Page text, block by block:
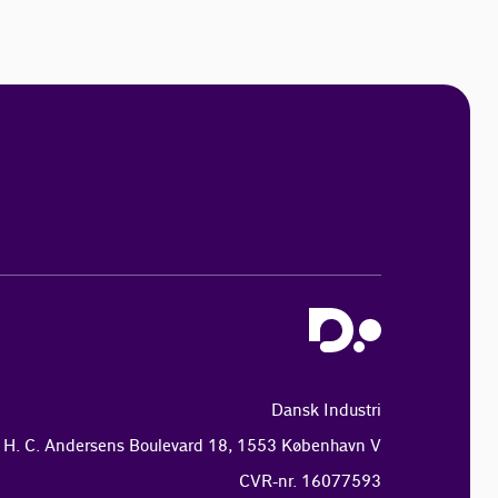
Dansk Industri
H. C. Andersens Boulevard 18, 1553 København V
CVR-nr. 16077593